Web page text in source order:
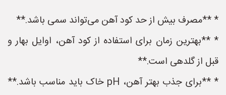
* **مصرف بیش از حد کود آهن می‌تواند سمی باشد.**
* **بهترین زمان برای استفاده از کود آهن، اوایل بهار و
قبل از گلدهی است.**
* **برای جذب بهتر آهن، pH خاک باید مناسب باشد.**